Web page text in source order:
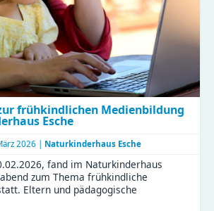
Friedenstag
frühkindlichen Medienbildung
Esche
2026 | Naturkinderhaus Esche
fand im Naturkinderhaus
zum Thema frühkindliche
Eltern und pädagogische